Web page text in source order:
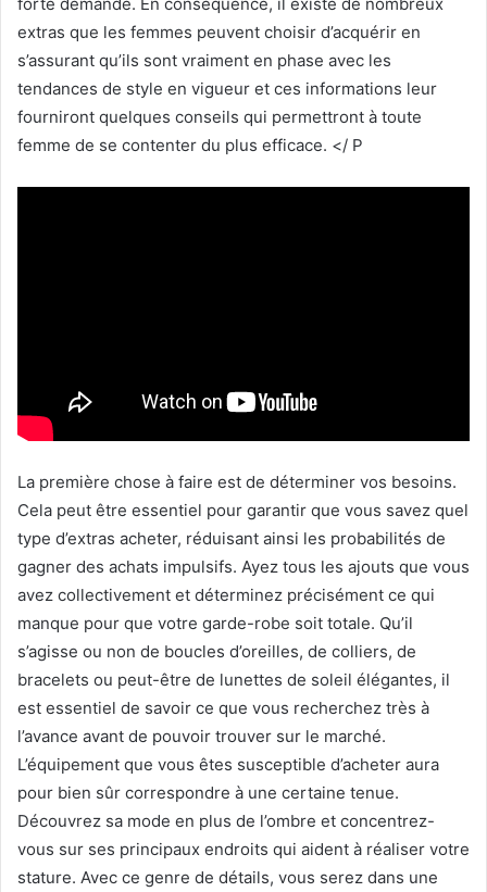
extras que les femmes peuvent choisir d’acquérir en
s’assurant qu’ils sont vraiment en phase avec les
tendances de style en vigueur et ces informations leur
fourniront quelques conseils qui permettront à toute
femme de se contenter du plus efficace. </ P
La première chose à faire est de déterminer vos besoins.
Cela peut être essentiel pour garantir que vous savez quel
type d’extras acheter, réduisant ainsi les probabilités de
gagner des achats impulsifs. Ayez tous les ajouts que vous
avez collectivement et déterminez précisément ce qui
manque pour que votre garde-robe soit totale. Qu’il
s’agisse ou non de boucles d’oreilles, de colliers, de
bracelets ou peut-être de lunettes de soleil élégantes, il
est essentiel de savoir ce que vous recherchez très à
l’avance avant de pouvoir trouver sur le marché.
L’équipement que vous êtes susceptible d’acheter aura
pour bien sûr correspondre à une certaine tenue.
Découvrez sa mode en plus de l’ombre et concentrez-
vous sur ses principaux endroits qui aident à réaliser votre
stature. Avec ce genre de détails, vous serez dans une